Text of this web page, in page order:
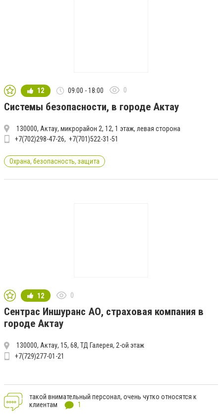
12 09:00 - 18:00 0
Системы безопасности, в городе Актау
130000, Актау, микрорайон 2, 12, 1 этаж, левая сторона
+7(702)298-47-26
+7(701)522-31-51
Охрана, безопасность, защита
12 0
Сентрас Иншуранс АО, страховая компания в
городе Актау
130000, Актау, 15, 68, ТД Галерея, 2-ой этаж
+7(729)277-01-21
такой внимательный персонал, очень чутко относятся к
клиентам
1